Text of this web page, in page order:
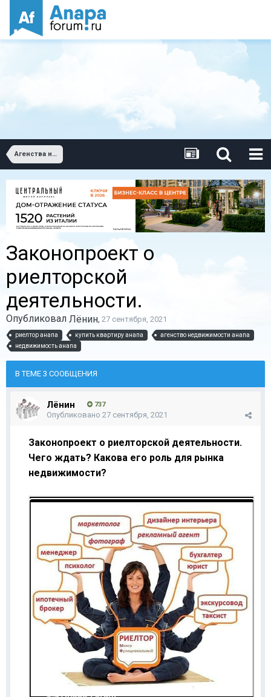
Агенства недвижимости Анапы
Законопроект о
риелторской
деятельности.
Опубликовал Лёнин, 27 сентября, 2021
риелтор анапа купить квартиру анапа
агенство недвижимости анапа
недвижимость анапа
В ТЕМЕ 3 СООБЩЕНИЯ
Лёнин 737
Опубликовано 27 сентября, 2021
Законопроект о риелторской деятельности.
Чего ждать? Какова его роль для рынка
недвижимости?